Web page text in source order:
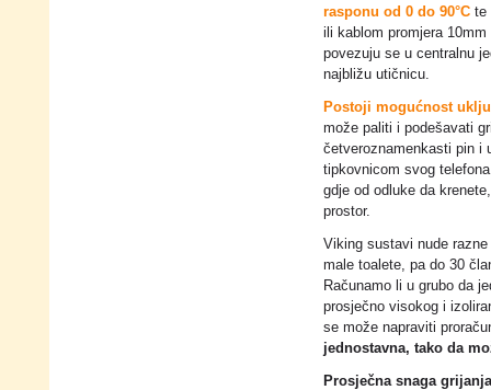
rasponu od 0 do 90°C te
ili kablom promjera
povezuju se u centralnu
najbližu utičnicu.
Postoji mogućnost
može paliti i podešavati
četveroznamenkasti pin i
tipkovnicom svog
gdje od odluke da
prostor.
Viking sustavi nude
male toalete, pa do 30
Računamo li u grubo da
prosječno visokog i
se može napraviti
jednostavna, tako da
Prosječna snaga